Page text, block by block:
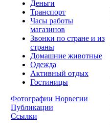
Деньги
Транспорт
Часы работы
магазинов
Звонки по стране и из
страны
Домашние животные
Одежда
Активный отдых
Гостиницы
Фотографии Норвегии
Публикации
Ссылки